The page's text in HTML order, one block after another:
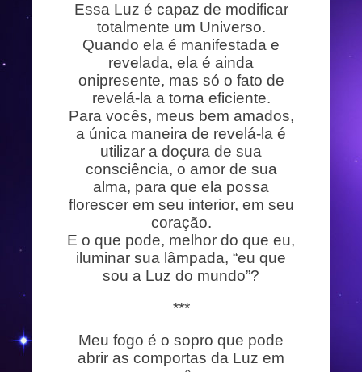
Essa Luz é capaz de modificar
totalmente um Universo.
Quando ela é manifestada e
revelada, ela é ainda
onipresente, mas só o fato de
revelá-la a torna eficiente.
Para vocês, meus bem amados,
a única maneira de revelá-la é
utilizar a doçura de sua
consciência, o amor de sua
alma, para que ela possa
florescer em seu interior, em seu
coração.
E o que pode, melhor do que eu,
iluminar sua lâmpada, “eu que
sou a Luz do mundo”?
***
Meu fogo é o sopro que pode
abrir as comportas da Luz em